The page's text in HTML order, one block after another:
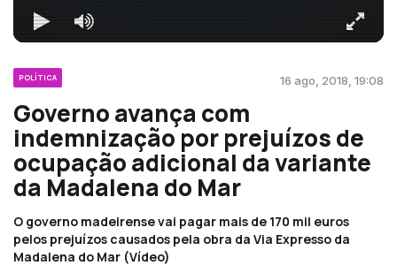
POLÍTICA 16 ago, 2018, 19:08
Governo avança com
indemnização por prejuízos de
ocupação adicional da variante
da Madalena do Mar
O governo madeirense vai pagar mais de 170 mil euros
pelos prejuízos causados pela obra da Via Expresso da
Madalena do Mar (Vídeo)